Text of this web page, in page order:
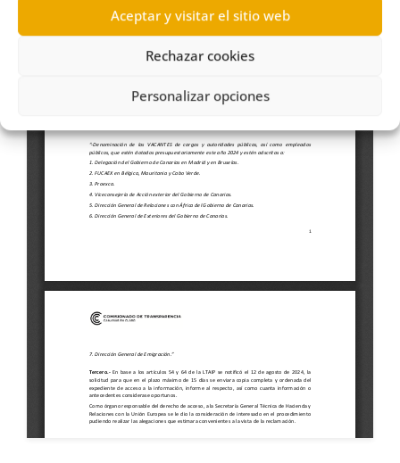
Aceptar y visitar el sitio web
Rechazar cookies
Personalizar opciones